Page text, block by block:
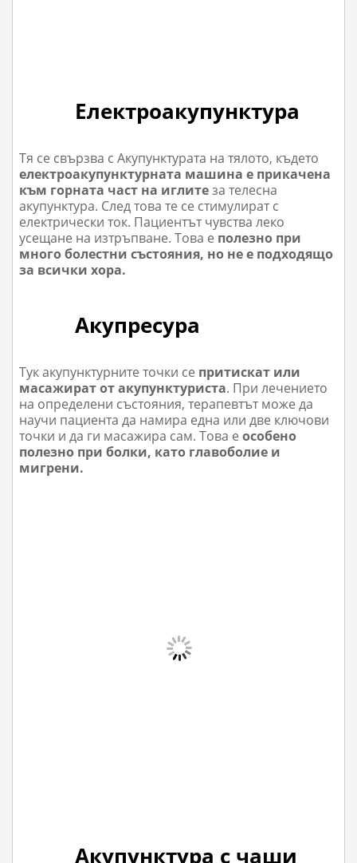
Електроакупунктура
Тя се свързва с Акупунктурата на тялото, където
електроакупунктурната машина е прикачена
към горната част на иглитеза телесна
акупунктура. След това те се стимулират с
електрически ток. Пациентът чувства леко
усещане на изтръпване. Това е полезно при
много болестни състояния, но не е подходящо
за всички хора.
Акупресура
Тук акупунктурните точки се притискат или
масажират от акупунктуриста. При лечението
на определени състояния, терапевтът може да
научи пациента да намира една или две ключови
точки и да ги масажира сам. Това еособено
полезно при болки, като главоболие и
мигрени.
Акупунктура с чаши